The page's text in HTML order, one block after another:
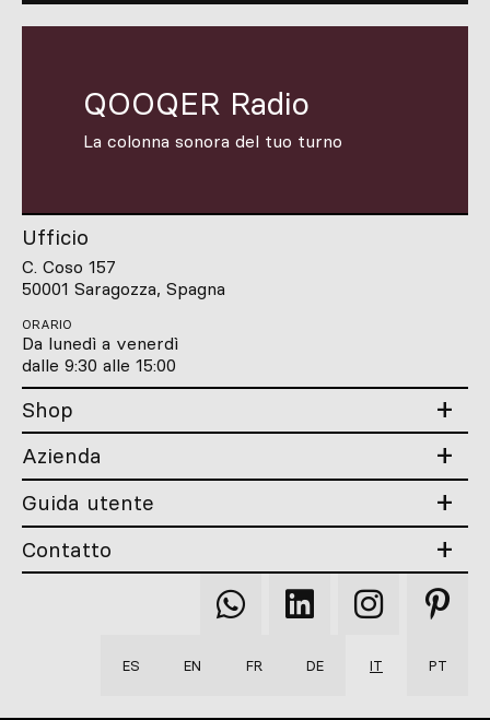
QOOQER Radio
La colonna sonora del tuo turno
Ufficio
C. Coso 157
50001 Saragozza, Spagna
ORARIO
Da lunedì a venerdì
dalle 9:30 alle 15:00
Shop
Azienda
Guida utente
Contatto
Qooqer
WhatsApp
Qooqer
Linkedin
Qooqer
Instagram
Qooqer
ES EN FR DE IT PT